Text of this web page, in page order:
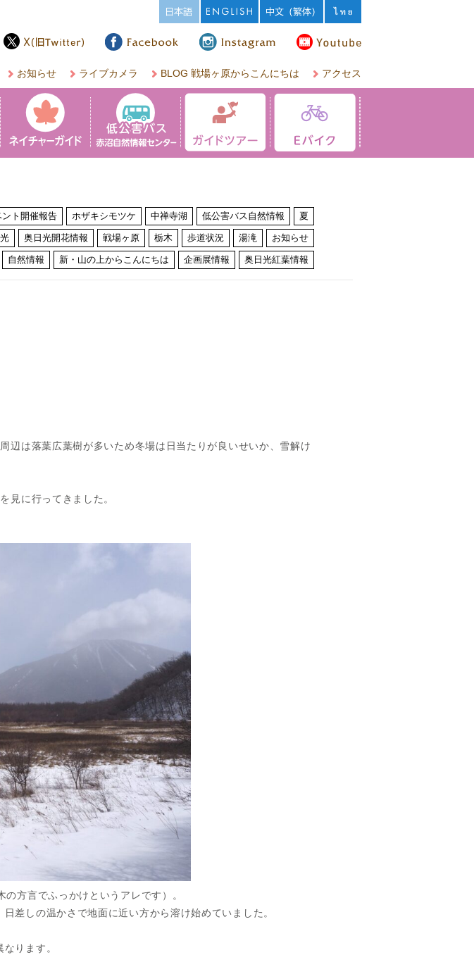
お知らせ ライブカメラ BLOG 戦場ヶ原からこんにちは アクセス
ント開催報告 ホザキシモツケ 中禅寺湖 低公害バス自然情報 夏
奥日光開花情報 戦場ヶ原 栃木 歩道状況 湯滝 お知らせ
自然情報 新・山の上からこんにちは 企画展情報 奥日光紅葉情報
辺は落葉広葉樹が多いため冬場は日当たりが良いせいか、雪解け
見に行ってきました。
方言でふっかけというアレです）。
差しの温かさで地面に近い方から溶け始めていました。
ります。